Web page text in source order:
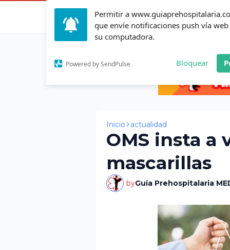
Permitir a
que envíe notificaciones push vía web
su computadora.
Powered by SendPulse Bloquear
Inicio
Inicio actualidad
OMS insta a
mascarillas
byGuía Prehospitalaria